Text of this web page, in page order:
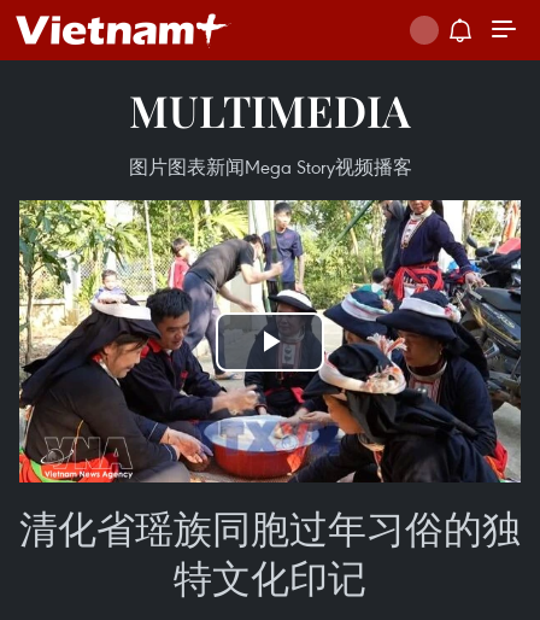
MULTIMEDIA
图片图表新闻Mega Story视频播客
Play
Video
清化省瑶族同胞过年习俗的独
特文化印记